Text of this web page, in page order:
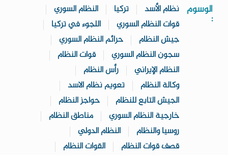
الوسوم
:
نظام الأسد تركيا
النظام السوري
قوات النظام السوري
اللجوء في تركيا
جيش النظام
حرائم النظام السوري
سجون النظام السوري
قوات النظام
النظام الإيراني
رأس النظام
وكالة النظام
تعويم نظام الاسد
الجيش التابع للنظام
حواجز النظام
خارجية النظام السوري
مناطق النظام
روسيا والنظام
النظام الدولي
قصف قوات النظام
القوات النظام